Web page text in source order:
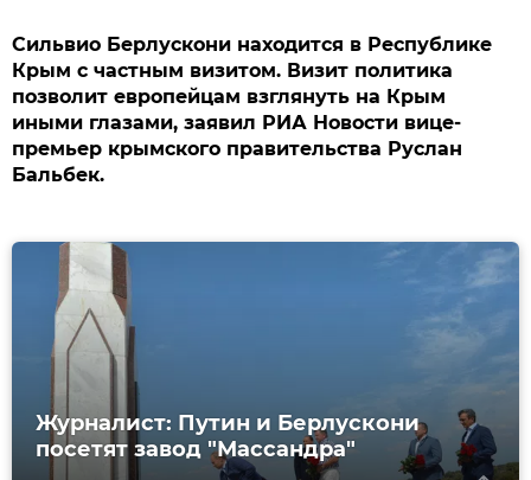
Сильвио Берлускони находится в Республике
Крым с частным визитом. Визит политика
позволит европейцам взглянуть на Крым
иными глазами, заявил РИА Новости вице-
премьер крымского правительства Руслан
Бальбек.
Журналист: Путин и Берлускони
посетят завод "Массандра"